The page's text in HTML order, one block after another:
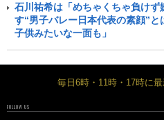
石川祐希は「めちゃくちゃ負け
す“男子バレー日本代表の素顔”と
子供みたいな一面も」
毎日6時・11時・17時に
FOLLOW US